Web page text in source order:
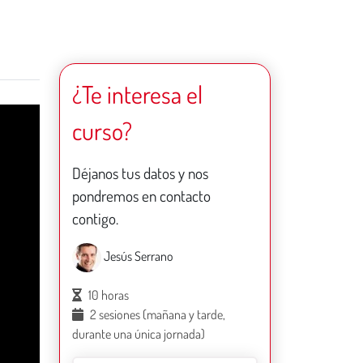
¿Te interesa el
curso?
Déjanos tus datos y nos
pondremos en contacto
contigo.
Jesús Serrano
10 horas
2 sesiones (mañana y tarde,
durante una única jornada)